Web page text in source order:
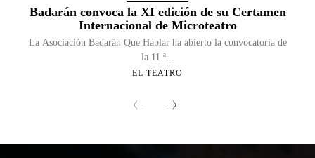
Badarán convoca la XI edición de su Certamen
Internacional de Microteatro
La Asociación Badarán Que Hablar ha abierto la convocatoria de
la 11.ª...
EL TEATRO